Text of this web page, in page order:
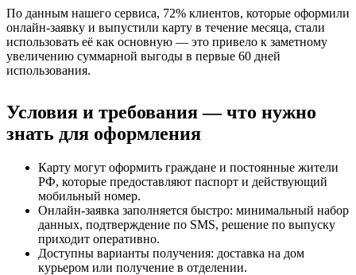
По данным нашего сервиса, 72% клиентов, которые оформили
онлайн-заявку и выпустили карту в течение месяца, стали
использовать её как основную — это привело к заметному
увеличению суммарной выгоды в первые 60 дней
использования.
Условия и требования — что нужно
знать для оформления
Карту могут оформить граждане и постоянные жители
РФ, которые предоставляют паспорт и действующий
мобильный номер.
Онлайн-заявка заполняется быстро: минимальный набор
данных, подтверждение по SMS, решение по выпуску
приходит оперативно.
Доступны варианты получения: доставка на дом
курьером или получение в отделении.